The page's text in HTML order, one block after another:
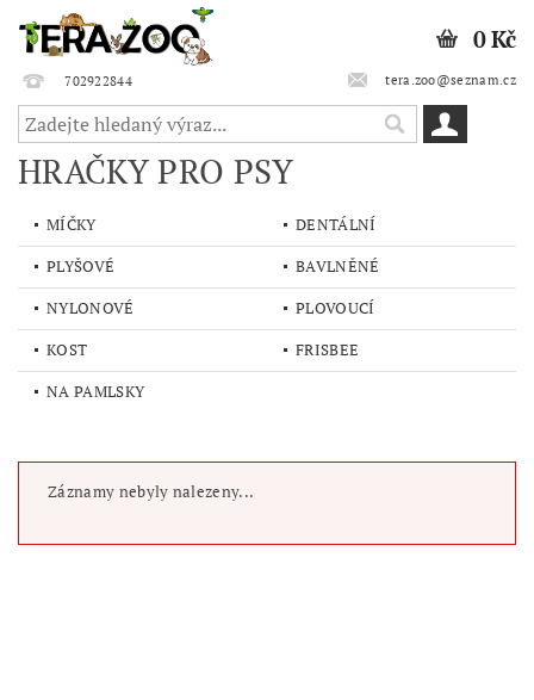
702922844 tera.zoo@seznam.cz
0 Kč
HRAČKY PRO PSY
MÍČKY
DENTÁLNÍ
PLYŠOVÉ
BAVLNĚNÉ
NYLONOVÉ
PLOVOUCÍ
KOST
FRISBEE
NA PAMLSKY
Záznamy nebyly nalezeny...